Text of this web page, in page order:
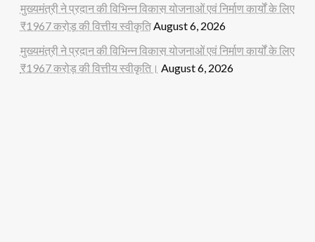
मुख्यमंत्री ने प्रदान की विभिन्न विकास योजनाओं एवं निर्माण कार्यों के लिए
₹1967 करोड़ की वित्तीय स्वीकृतिAugust 6, 2026
मुख्यमंत्री ने प्रदान की विभिन्न विकास योजनाओं एवं निर्माण कार्यों के लिए
₹1967 करोड़ की वित्तीय स्वीकृति। August 6, 2026